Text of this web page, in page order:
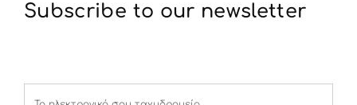
Subscribe to our newsletter